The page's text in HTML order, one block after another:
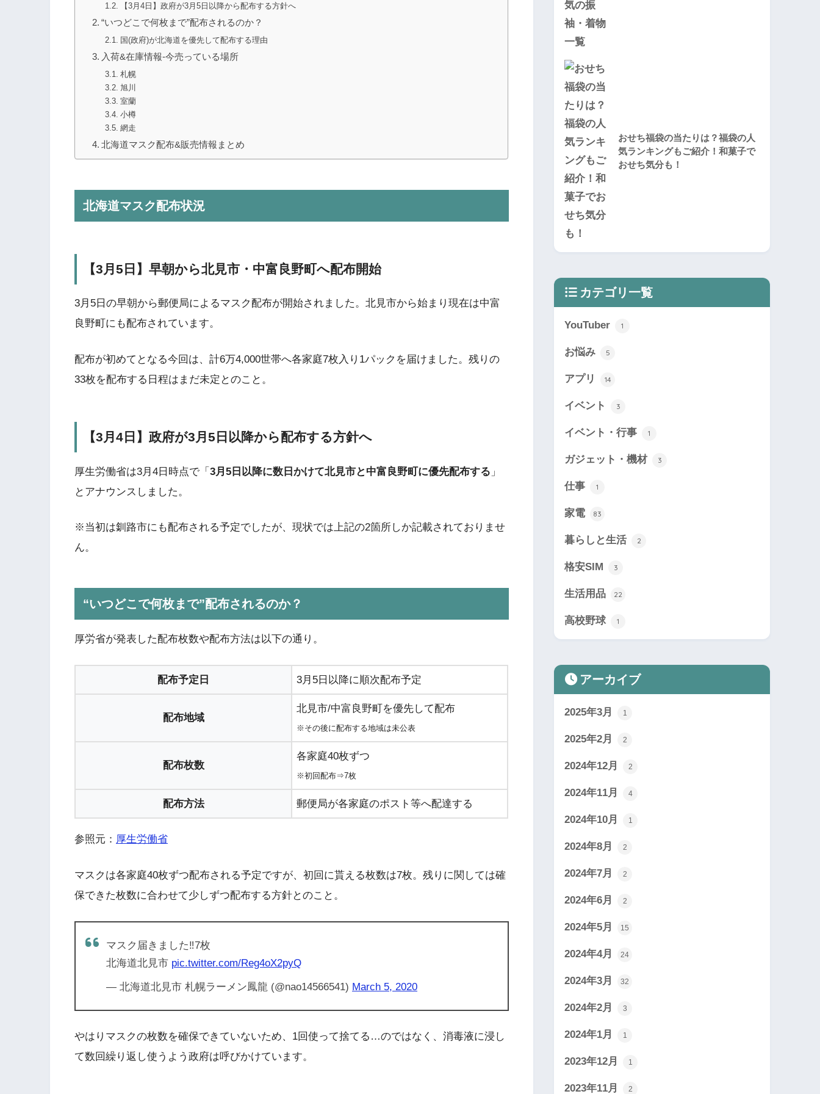
【3月4日】政府が3月5日以降から配布する方針へ
“いつどこで何枚まで”配布されるのか？
国(政府)が北海道を優先して配布する理由
入荷&在庫情報-今売っている場所
札幌
旭川
室蘭
小樽
網走
北海道マスク配布&販売情報まとめ
北海道マスク配布状況
【3月5日】早朝から北見市・中富良野町へ配布開始
3月5日の早朝から郵便局によるマスク配布が開始されました。北見市から始まり現在は中富
良野町にも配布されています。
配布が初めてとなる今回は、計6万4,000世帯へ各家庭7枚入り1パックを届けました。残りの
33枚を配布する日程はまだ未定とのこと。
【3月4日】政府が3月5日以降から配布する方針へ
厚生労働省は3月4日時点で「 3月5日以降に数日かけて北見市と中富良野町に優先配布する 」
とアナウンスしました。
※当初は釧路市にも配布される予定でしたが、現状では上記の2箇所しか記載されておりませ
ん。
“いつどこで何枚まで”配布されるのか？
厚労省が発表した配布枚数や配布方法は以下の通り。
配布予定日 3月5日以降に順次配布予定
配布地域
北見市/中富良野町を優先して配布
※その後に配布する地域は未公表
配布枚数
各家庭40枚ずつ
※初回配布⇒7枚
配布方法 郵便局が各家庭のポスト等へ配達する
参照元： 厚生労働省
マスクは各家庭40枚ずつ配布される予定ですが、初回に貰える枚数は7枚。残りに関しては確
保できた枚数に合わせて少しずつ配布する方針とのこと。
マスク届きました‼️7枚
北海道北見市 pic.twitter.com/Reg4oX2pyQ
— 北海道北見市 札幌ラーメン鳳龍 (@nao14566541) March 5, 2020
やはりマスクの枚数を確保できていないため、1回使って捨てる…のではなく、消毒液に浸し
て数回繰り返し使うよう政府は呼びかけています。
おせち福袋の当たりは？福袋の人
気ランキングもご紹介！和菓子で
おせち気分も！
カテゴリ一覧
YouTuber 1
お悩み 5
アプリ 14
イベント 3
イベント・行事 1
ガジェット・機材 3
仕事 1
家電 83
暮らしと生活 2
格安SIM 3
生活用品 22
高校野球 1
アーカイブ
2025年3月 1
2025年2月 2
2024年12月 2
2024年11月 4
2024年10月 1
2024年8月 2
2024年7月 2
2024年6月 2
2024年5月 15
2024年4月 24
2024年3月 32
2024年2月 3
2024年1月 1
2023年12月 1
2023年11月 2